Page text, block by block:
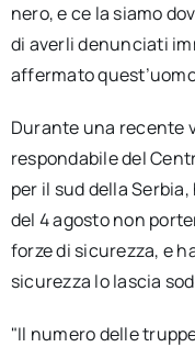
nero, e ce la siamo
di averli denunciati
affermato
Durante una recente
respondabile del
per il sud della
del 4 agosto non
forze di sicurezza, e
sicurezza lo lascia
"Il numero delle